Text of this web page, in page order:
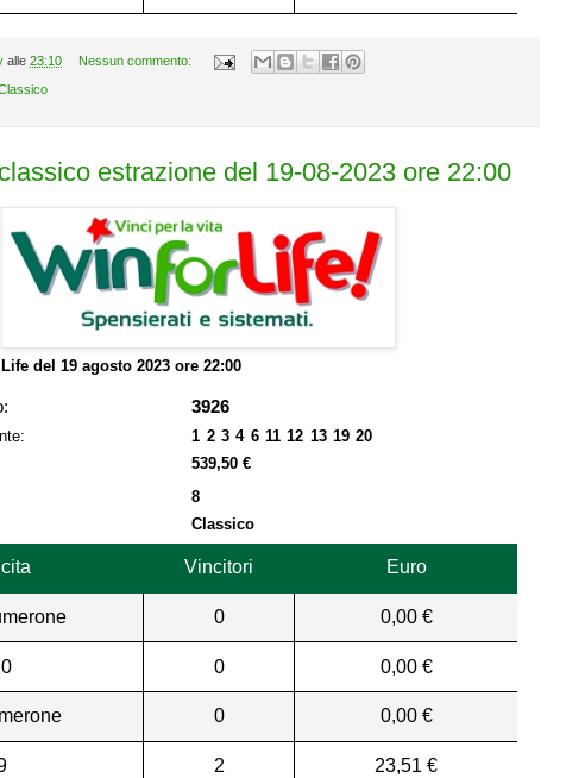
alle 23:10 Nessun commento:
estrazione del 19-08-2023 ore 22:00
del 19 agosto 2023 ore 22:00
3926
1 2 3 4 6 11 12 13 19 20
539,50 €
8
Classico
Vincitori Euro
0 0,00 €
0 0,00 €
0 0,00 €
2 23,51 €